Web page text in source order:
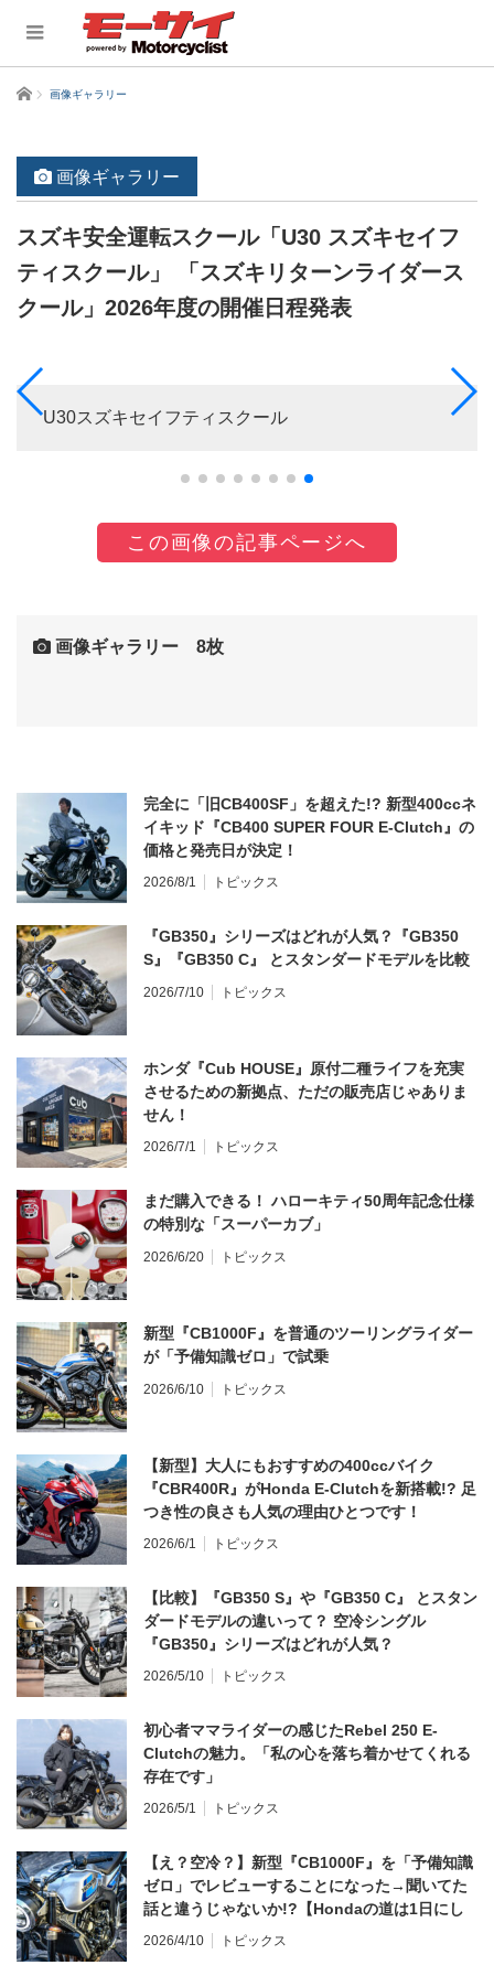
ホーム 画像ギャラリー
画像ギャラリー
スズキ安全運転スクール「U30 スズキセイフ
ティスクール」 「スズキリターンライダース
クール」2026年度の開催日程発表
U30スズキセイフティスクール
この画像の記事ページへ
画像ギャラリー 8枚
完全に「旧CB400SF」を超えた!? 新型400ccネ
イキッド『CB400 SUPER FOUR E-Clutch』の
価格と発売日が決定！
2026/8/1 トピックス
『GB350』シリーズはどれが人気？『GB350
S』『GB350 C』 とスタンダードモデルを比較
2026/7/10 トピックス
ホンダ『Cub HOUSE』原付二種ライフを充実
させるための新拠点、ただの販売店じゃありま
せん！
2026/7/1 トピックス
まだ購入できる！ ハローキティ50周年記念仕様
の特別な「スーパーカブ」
2026/6/20 トピックス
新型『CB1000F』を普通のツーリングライダー
が「予備知識ゼロ」で試乗
2026/6/10 トピックス
【新型】大人にもおすすめの400ccバイク
『CBR400R』がHonda E-Clutchを新搭載!? 足
つき性の良さも人気の理由ひとつです！
2026/6/1 トピックス
【比較】『GB350 S』や『GB350 C』 とスタン
ダードモデルの違いって？ 空冷シングル
『GB350』シリーズはどれが人気？
2026/5/10 トピックス
初心者ママライダーの感じたRebel 250 E-
Clutchの魅力。「私の心を落ち着かせてくれる
存在です」
2026/5/1 トピックス
【え？空冷？】新型『CB1000F』を「予備知識
ゼロ」でレビューすることになった→聞いてた
話と違うじゃないか!?【Hondaの道は1日にし
てならず／CB1000F ①第一印象 編】
2026/4/10 トピックス